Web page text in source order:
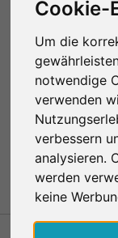
Cookie-
Um die
notwendige
verwenden
verbessern
analysieren.
werden
keine
deiner Studie
deiner Studie
andere
bekommst du
Registriere dich
Region 1